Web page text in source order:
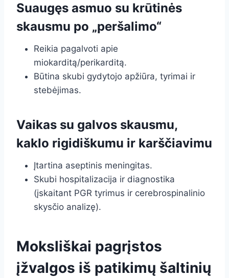
Suaugęs asmuo su krūtinės
skausmu po „peršalimo“
Reikia pagalvoti apie
miokarditą/perikarditą.
Būtina skubi gydytojo apžiūra, tyrimai ir
stebėjimas.
Vaikas su galvos skausmu,
kaklo rigidiškumu ir karščiavimu
Įtartina aseptinis meningitas.
Skubi hospitalizacija ir diagnostika
(įskaitant PGR tyrimus ir cerebrospinalinio
skysčio analizę).
Moksliškai pagrįstos
įžvalgos iš patikimų šaltinių